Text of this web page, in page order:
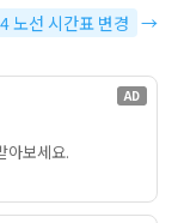
노선 시간표 변경 →
AD
아보세요.